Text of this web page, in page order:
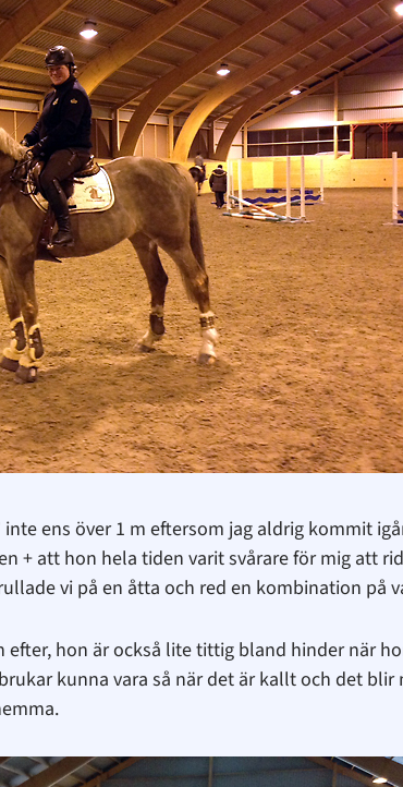
ens över 1 m eftersom jag aldrig kommit
+ att hon hela tiden varit svårare för mig att
vi på en åtta och red en kombination på
efter, hon är också lite tittig bland hinder när
kunna vara så när det är kallt och det